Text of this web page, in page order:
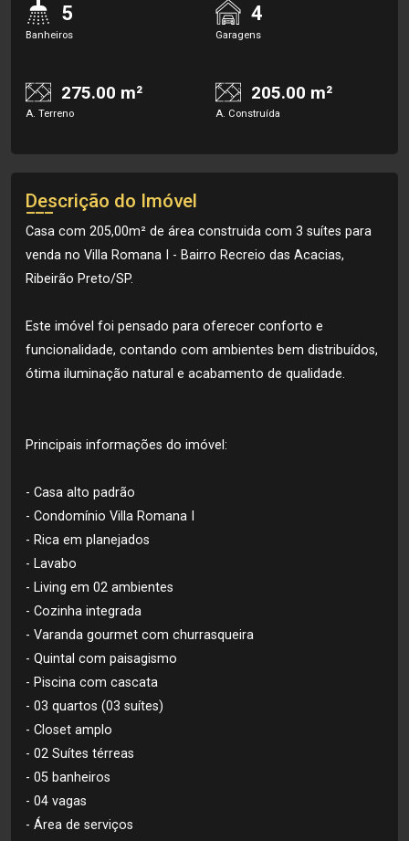
5
Banheiros
4
Garagens
275.00 m²
A. Terreno
205.00 m²
A. Construída
Descrição do Imóvel
Casa com 205,00m² de área construida com 3 suítes para
venda no Villa Romana I - Bairro Recreio das Acacias,
Ribeirão Preto/SP.
Este imóvel foi pensado para oferecer conforto e
funcionalidade, contando com ambientes bem distribuídos,
ótima iluminação natural e acabamento de qualidade.
Principais informações do imóvel:
- Casa alto padrão
- Condomínio Villa Romana I
- Rica em planejados
- Lavabo
- Living em 02 ambientes
- Cozinha integrada
- Varanda gourmet com churrasqueira
- Quintal com paisagismo
- Piscina com cascata
- 03 quartos (03 suítes)
- Closet amplo
- 02 Suítes térreas
- 05 banheiros
- 04 vagas
- Área de serviços